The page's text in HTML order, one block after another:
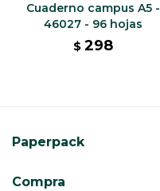
Cuaderno campus A5 -
46027 - 96 hojas
$ 298
Paperpack
Compra